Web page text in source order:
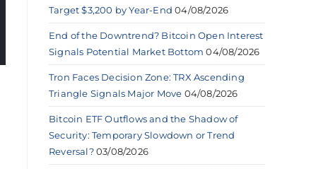
Target $3,200 by Year-End 04/08/2026
End of the Downtrend? Bitcoin Open Interest
Signals Potential Market Bottom 04/08/2026
Tron Faces Decision Zone: TRX Ascending
Triangle Signals Major Move 04/08/2026
Bitcoin ETF Outflows and the Shadow of
Security: Temporary Slowdown or Trend
Reversal? 03/08/2026